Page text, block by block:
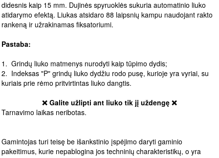
didesnis kaip 15 mm. Dujinės spyruoklės sukuria automatinio liuko
atidarymo efektą. Liukas atsidaro 88 laipsnių kampu naudojant rakto
rankeną ir užrakinamas fiksatoriumi.
Pastaba:
1. Grindų liuko matmenys nurodyti kaip tūpimo dydis;
2. Indeksas "P" grindų liuko dydžiu rodo pusę, kurioje yra vyriai, su
kuriais prie rėmo pritvirtintas liuko dangtis.
❌ Galite užlipti ant liuko tik jį uždengę ❌
Tarnavimo laikas neribotas.
Gamintojas turi teisę be išankstinio įspėjimo daryti gaminio
pakeitimus, kurie nepablogina jos techninių charakteristikų, o yra